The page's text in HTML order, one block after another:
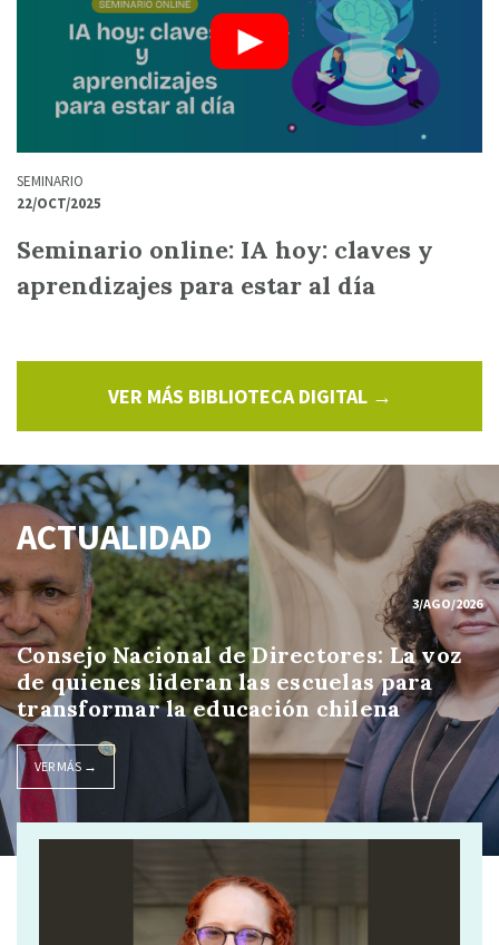
SEMINARIO
22/OCT/2025
Seminario online: IA hoy: claves y
aprendizajes para estar al día
VER MÁS BIBLIOTECA DIGITAL →
ACTUALIDAD
3/AGO/2026
Consejo Nacional de Directores: La voz
de quienes lideran las escuelas para
transformar la educación chilena
VER MÁS →